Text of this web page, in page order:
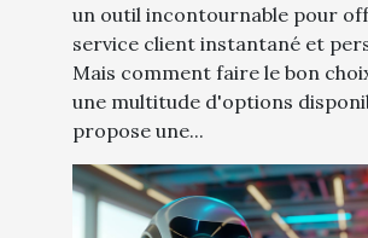
un outil incontournable pour
service client instantané et
Mais comment faire le bon
une multitude d'options
propose une...